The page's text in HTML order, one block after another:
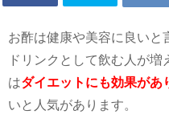
お酢は健康や美容に良いと
ドリンクとして飲む人が
はダイエットにも効果があ
いと人気があります。